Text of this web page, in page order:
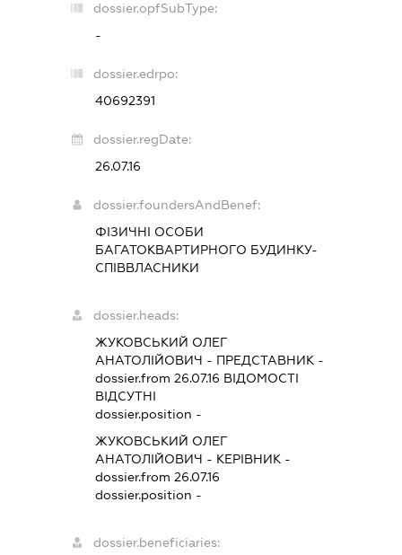
dossier.opfSubType:
-
dossier.edrpo:
40692391
dossier.regDate:
26.07.16
dossier.foundersAndBenef:
ФІЗИЧНІ ОСОБИ
БАГАТОКВАРТИРНОГО БУДИНКУ-
СПІВВЛАСНИКИ
dossier.heads:
ЖУКОВСЬКИЙ ОЛЕГ
АНАТОЛІЙОВИЧ - ПРЕДСТАВНИК -
dossier.from 26.07.16 ВІДОМОСТІ
ВІДСУТНІ
dossier.position -
ЖУКОВСЬКИЙ ОЛЕГ
АНАТОЛІЙОВИЧ - КЕРІВНИК -
dossier.from 26.07.16
dossier.position -
dossier.beneficiaries: